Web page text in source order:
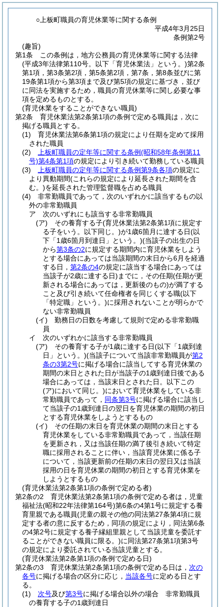
○上板町職員の育児休業等に関する条例
平成4年3月25日
条例第2号
(趣旨)
第1条
この条例は，地方公務員の育児休業等に関する法律
(平成3年法律第110号。以下「育児休業法」という。)第2条
第1項，第3条第2項，第5条第2項，第7条，第8条並びに第
19条第1項から第3項まで及び第5項の規定に基づき，並び
に同法を実施するため，職員の育児休業等に関し必要な事
項を定めるものとする。
(育児休業をすることができない職員)
第2条
育児休業法第2条第1項の条例で定める職員は，次に
掲げる職員とする。
(1)
育児休業法第6条第1項の規定により任期を定めて採用
された職員
(2)
上板町職員の定年等に関する条例(昭和58年条例第11
号)第4条第1項の規定により引き続いて勤務している職員
(3)
上板町職員の定年等に関する条例第9条各項の規定に
より異動期間(これらの規定により延長された期間を含
む。)を延長された管理監督職を占める職員
(4)
非常勤職員であって，次のいずれかに該当するもの以
外の非常勤職員
ア
次のいずれにも該当する非常勤職員
(ア)
その養育する子(育児休業法第2条第1項に規定す
る子をいう。以下同じ。)が1歳6箇月に達する日(以
下「1歳6箇月到達日」という。)(当該子の出生の日
から第3条の2に規定する期間内に育児休業をしよう
とする場合にあっては当該期間の末日から6月を経過
する日，第2条の4の規定に該当する場合にあっては
当該子が2歳に達する日) までに，その任期(任期が更
新される場合にあっては，更新後のもの)が満了する
こと及び引き続いて任命権者を同じくする職(以下
「特定職」という。)に採用されないことが明らかで
ない非常勤職員
(イ)
勤務日の日数を考慮して規則で定める非常勤職
員
イ
次のいずれかに該当する非常勤職員
(ア)
その養育する子が1歳に達する日(以下「1歳到達
日」という。)(当該子について当該非常勤職員が第2
条の3第2号に掲げる場合に該当してする育児休業の
期間の末日とされた日が当該子の1歳到達日後である
場合にあっては，当該末日とされた日。以下この
(ア)において同じ。)において育児休業をしている非
常勤職員であって， 同条第3号に掲げる場合に該当し
て当該子の1歳到達日の翌日を育児休業の期間の初日
とする育児休業をしようとするもの
(イ)
その任期の末日を育児休業の期間の末日とする
育児休業をしている非常勤職員であって，当該任期
を更新され，又は当該任期の満了後引き続いて特定
職に採用されることに伴い，当該育児休業に係る子
について，当該更新前の任期の末日の翌日又は当該
採用の日を育児休業の期間の初日とする育児休業を
しようとするもの
(育児休業法第2条第1項の条例で定める者)
第2条の2
育児休業法第2条第1項の条例で定める者は，児童
福祉法(昭和22年法律第164号)第6条の4第1号に規定する養
育里親である職員(児童の親その他の同法第27条第4項に規
定する者の意に反するため，同項の規定により，同法第6条
の4第2号に規定する養子縁組里親として当該児童を委託す
ることができない職員に限る。)に同法第27条第1項第3号
の規定により委託されている当該児童とする。
(育児休業法第2条第1項の条例で定める日)
第2条の3
育児休業法第2条第1項の条例で定める日は， 次の
各号に掲げる場合の区分に応じ， 当該各号に定める日とす
る。
(1)
次号及び第3号に掲げる場合以外の場合 非常勤職員
の養育する子の1歳到達日